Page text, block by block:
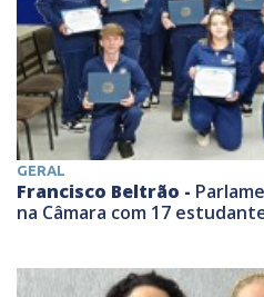
GERAL
Francisco Beltrão -
na Câmara com 17